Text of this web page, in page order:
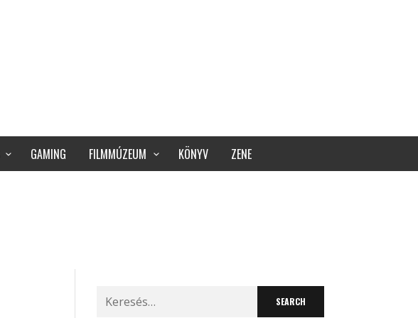
GAMING FILMMÚZEUM KÖNYV ZENE
Search
for: